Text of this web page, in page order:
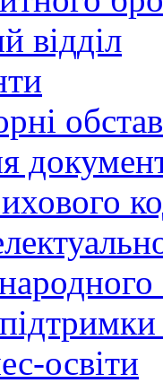
відділ
освіти